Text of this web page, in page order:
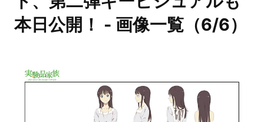
本日公開！ - 画像一覧（6/6）